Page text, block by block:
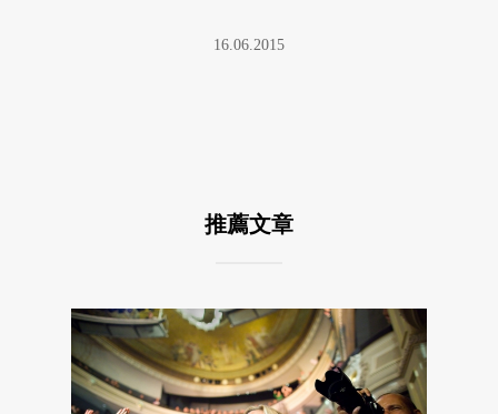
16.06.2015
推薦文章